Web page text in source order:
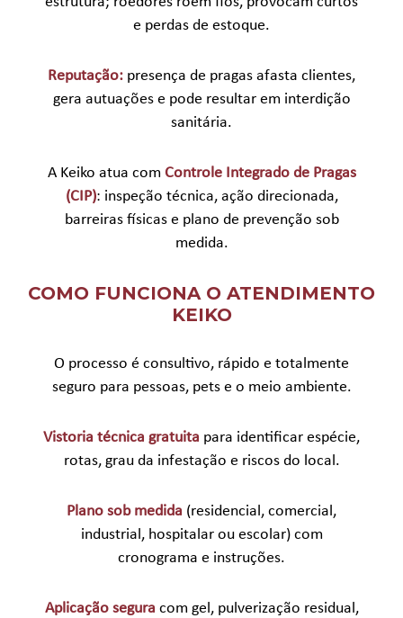
e perdas de estoque.
Reputação: presença de pragas afasta clientes,
gera autuações e pode resultar em interdição
sanitária.
A Keiko atua com Controle Integrado de Pragas
(CIP): inspeção técnica, ação direcionada,
barreiras físicas e plano de prevenção sob
medida.
COMO FUNCIONA O ATENDIMENTO
KEIKO
O processo é consultivo, rápido e totalmente
seguro para pessoas, pets e o meio ambiente.
Vistoria técnica gratuita para identificar espécie,
rotas, grau da infestação e riscos do local.
Plano sob medida (residencial, comercial,
industrial, hospitalar ou escolar) com
cronograma e instruções.
Aplicação segura com gel, pulverização residual,